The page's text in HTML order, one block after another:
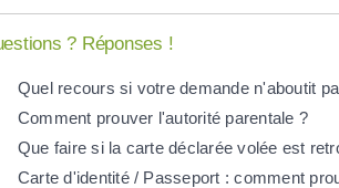
? Réponses !
Quel recours si votre demande n'aboutit
Comment prouver l'autorité parentale ?
Que faire si la carte déclarée volée est
Carte d'identité / Passeport : comment